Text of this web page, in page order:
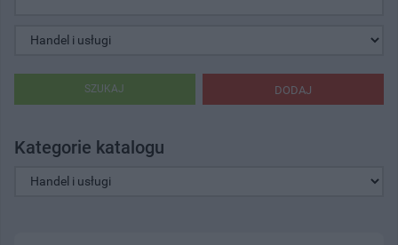
DODAJ
SZUKAJ
Kategorie katalogu